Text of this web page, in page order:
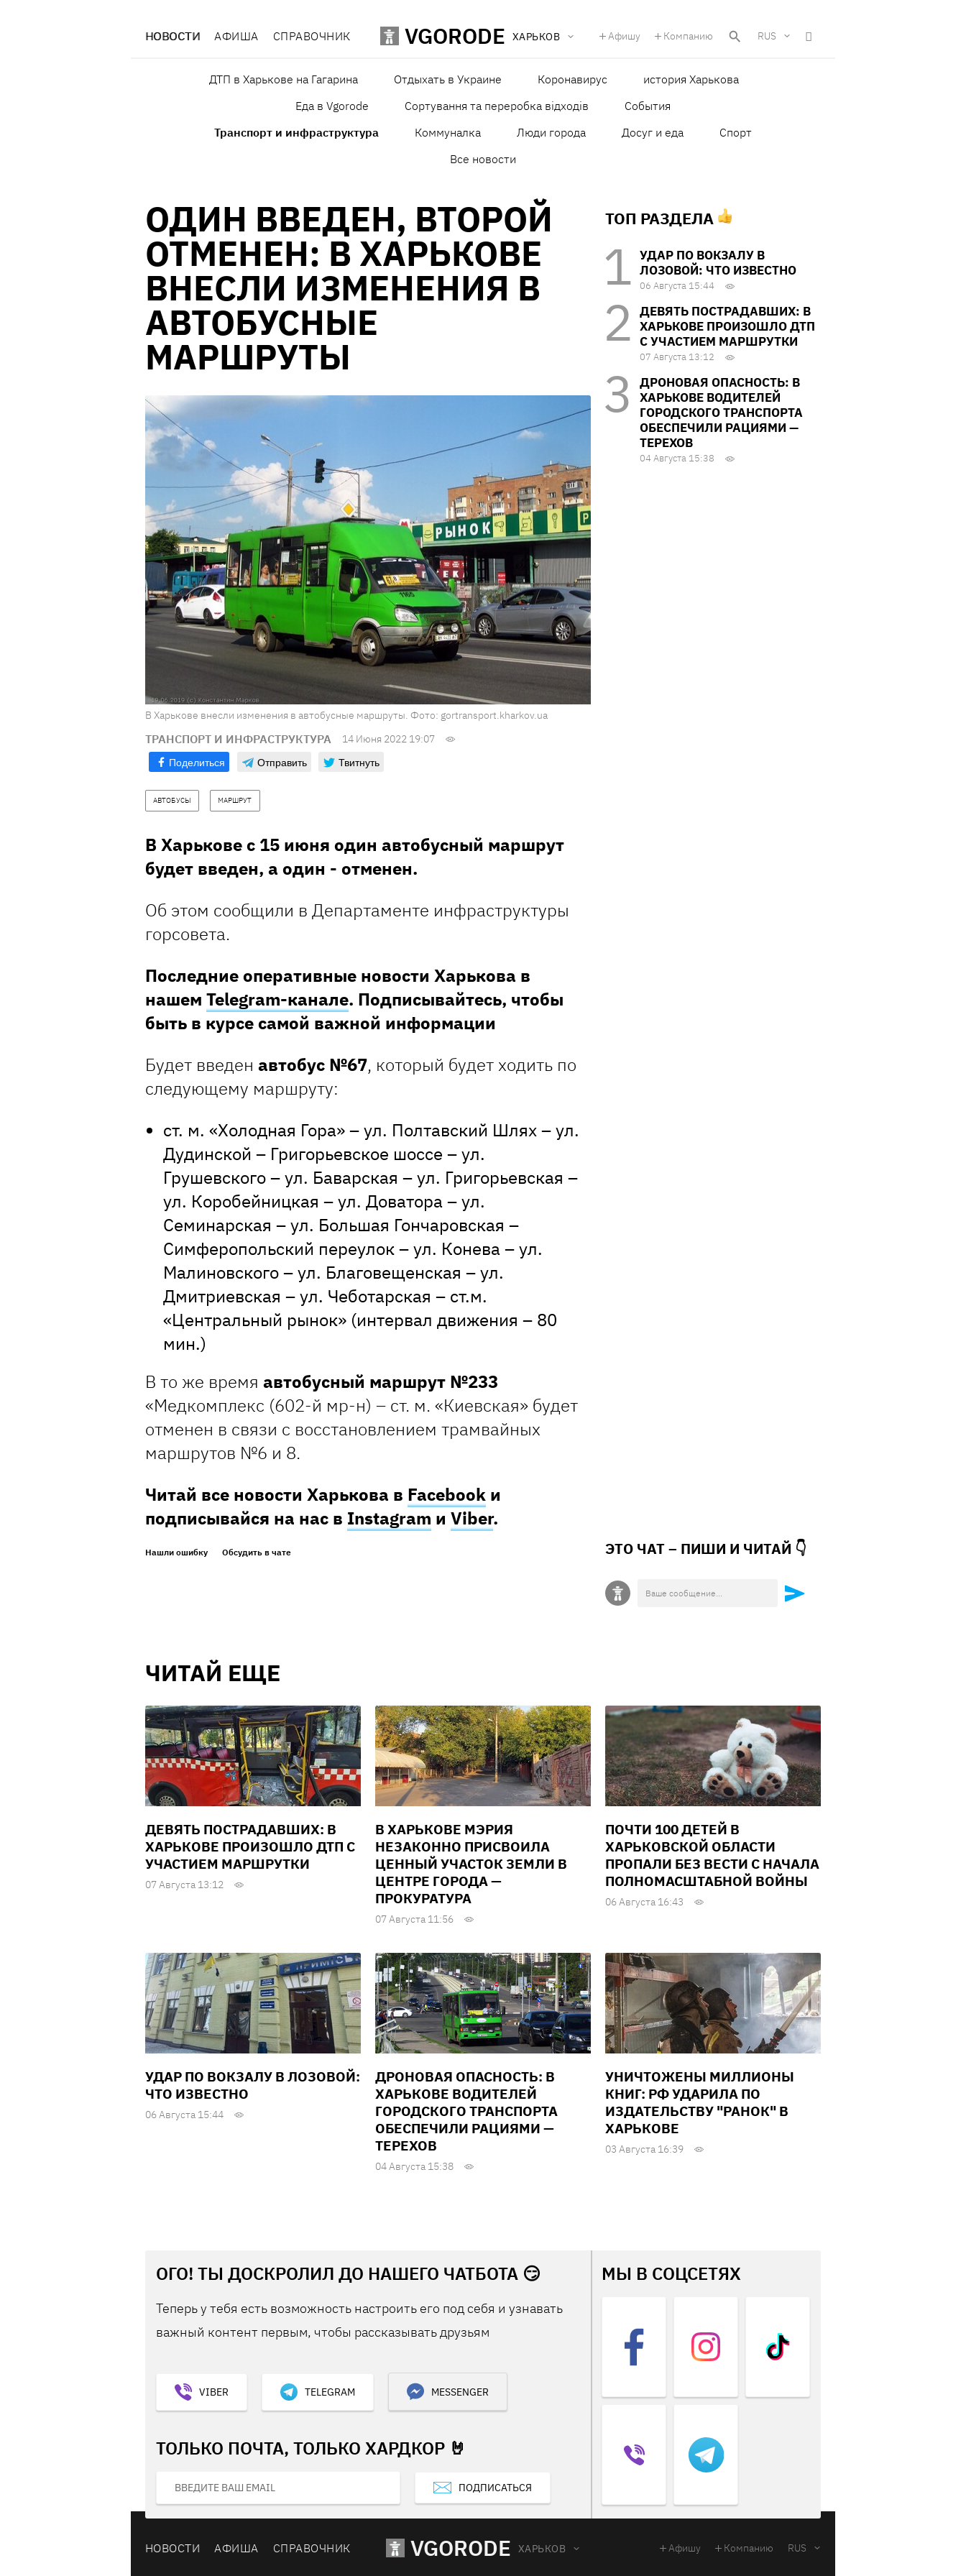
НОВОСТИ АФИША СПРАВОЧНИК VGORODE ХАРЬКОВ Афишу Компанию RUS
ДТП в Харькове на Гагарина Отдыхать в Украине Коронавирус
история Харькова
Еда в Vgorode
Сортування та переробка відходів
События
Транспорт и инфраструктура
Коммуналка Люди города Досуг и еда
Спорт
Все новости
ОДИН ВВЕДЕН, ВТОРОЙ
ОТМЕНЕН: В ХАРЬКОВЕ
ВНЕСЛИ ИЗМЕНЕНИЯ В
АВТОБУСНЫЕ
МАРШРУТЫ
В Харькове внесли изменения в автобусные маршруты. Фото: gortransport.kharkov.ua
ТРАНСПОРТ И ИНФРАСТРУКТУРА 14 Июня 2022 19:07
Поделиться Отправить Твитнуть
АВТОБУСЫ МАРШРУТ
В Харькове с 15 июня один автобусный маршрут
будет введен, а один - отменен.
Об этом сообщили в Департаменте инфраструктуры
горсовета.
Последние оперативные новости Харькова в
нашем Telegram-канале. Подписывайтесь, чтобы
быть в курсе самой важной информации
Будет введен автобус №67, который будет ходить по
следующему маршруту:
ст. м. «Холодная Гора» – ул. Полтавский Шлях – ул.
Дудинской – Григорьевское шоссе – ул.
Грушевского – ул. Баварская – ул. Григорьевская –
ул. Коробейницкая – ул. Доватора – ул.
Семинарская – ул. Большая Гончаровская –
Симферопольский переулок – ул. Конева – ул.
Малиновского – ул. Благовещенская – ул.
Дмитриевская – ул. Чеботарская – ст.м.
«Центральный рынок» (интервал движения – 80
мин.)
В то же время автобусный маршрут №233
«Медкомплекс (602-й мр-н) – ст. м. «Киевская» будет
отменен в связи с восстановлением трамвайных
маршрутов №6 и 8.
Читай все новости Харькова в Facebook и
подписывайся на нас в Instagram и Viber.
Нашли ошибку Обсудить в чате
ТОП РАЗДЕЛА
УДАР ПО ВОКЗАЛУ В
ЛОЗОВОЙ: ЧТО ИЗВЕСТНО
06 Августа 15:44
ДЕВЯТЬ ПОСТРАДАВШИХ: В
ХАРЬКОВЕ ПРОИЗОШЛО ДТП
С УЧАСТИЕМ МАРШРУТКИ
07 Августа 13:12
ДРОНОВАЯ ОПАСНОСТЬ: В
ХАРЬКОВЕ ВОДИТЕЛЕЙ
ГОРОДСКОГО ТРАНСПОРТА
ОБЕСПЕЧИЛИ РАЦИЯМИ —
ТЕРЕХОВ
04 Августа 15:38
ЭТО ЧАТ – ПИШИ И ЧИТАЙ 👇
ЧИТАЙ ЕЩЕ
ДЕВЯТЬ ПОСТРАДАВШИХ: В
ХАРЬКОВЕ ПРОИЗОШЛО ДТП С
УЧАСТИЕМ МАРШРУТКИ
07 Августа 13:12
В ХАРЬКОВЕ МЭРИЯ
НЕЗАКОННО ПРИСВОИЛА
ЦЕННЫЙ УЧАСТОК ЗЕМЛИ В
ЦЕНТРЕ ГОРОДА —
ПРОКУРАТУРА
07 Августа 11:56
ПОЧТИ 100 ДЕТЕЙ В
ХАРЬКОВСКОЙ ОБЛАСТИ
ПРОПАЛИ БЕЗ ВЕСТИ С НАЧАЛА
ПОЛНОМАСШТАБНОЙ ВОЙНЫ
06 Августа 16:43
УДАР ПО ВОКЗАЛУ В ЛОЗОВОЙ:
ЧТО ИЗВЕСТНО
06 Августа 15:44
ДРОНОВАЯ ОПАСНОСТЬ: В
ХАРЬКОВЕ ВОДИТЕЛЕЙ
ГОРОДСКОГО ТРАНСПОРТА
ОБЕСПЕЧИЛИ РАЦИЯМИ —
ТЕРЕХОВ
04 Августа 15:38
УНИЧТОЖЕНЫ МИЛЛИОНЫ
КНИГ: РФ УДАРИЛА ПО
ИЗДАТЕЛЬСТВУ "РАНОК" В
ХАРЬКОВЕ
03 Августа 16:39
ОГО! ТЫ ДОСКРОЛИЛ ДО НАШЕГО ЧАТБОТА 😏
Теперь у тебя есть возможность настроить его под себя и узнавать
важный контент первым, чтобы рассказывать друзьям
VIBER TELEGRAM MESSENGER
ТОЛЬКО ПОЧТА, ТОЛЬКО ХАРДКОР 🤘
ПОДПИСАТЬСЯ
МЫ В СОЦСЕТЯХ
НОВОСТИ АФИША СПРАВОЧНИК VGORODE ХАРЬКОВ Афишу Компанию RUS